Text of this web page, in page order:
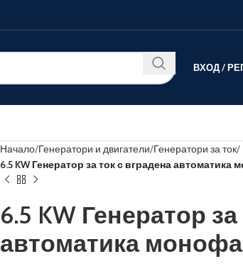
ВХОД /
Начало Генератори и двигатели Генератори за ток
6.5 KW Генератор за ток с вградена автоматика
6.5 KW Генератор
автоматика